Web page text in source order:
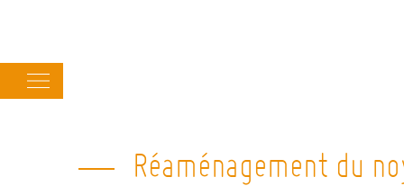
navigation
Réaménagement du